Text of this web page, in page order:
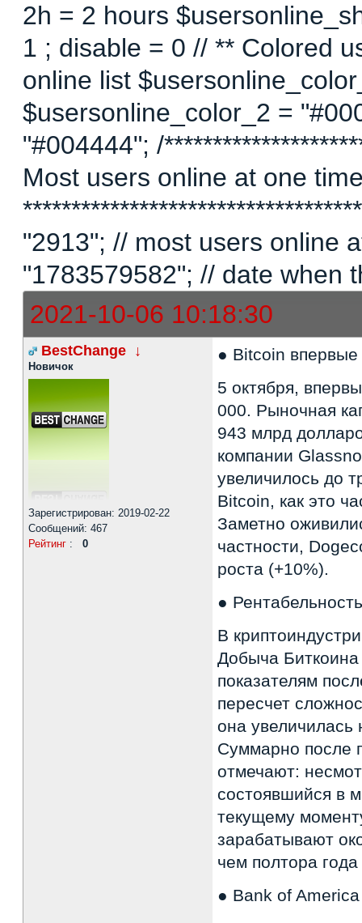
2h = 2 hours
1 ; disable = 0 // ** Colored
online list
$usersonline_color_2 =
"#004444"; /
Most users online at one
"2913"; // most users online
"1783579582"; // date when
2021-10-06 10:18:30
BestChange ↓
Новичок
Зарегистрирован: 2019-02-22
Сообщений: 467
Рейтинг : 0
● Bitcoin
5 октября,
000. Рыночная
943 млрд
компании
увеличилось до
Bitcoin, как это
Заметно
частности,
роста (+10%).
●
В
Добыча
показателям
пересчет
она
Суммарно после
отмечают:
состоявшийся в
текущему
зарабатывают
чем полтора
● Bank of